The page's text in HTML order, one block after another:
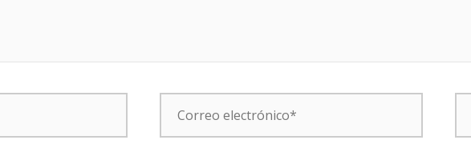
Correo
electrónico*